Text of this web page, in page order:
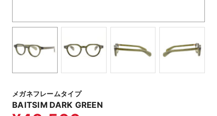
メガネフレームタイプ
BAITSIM DARK GREEN